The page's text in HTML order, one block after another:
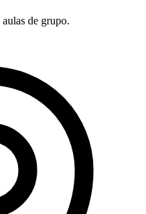
de grupo.